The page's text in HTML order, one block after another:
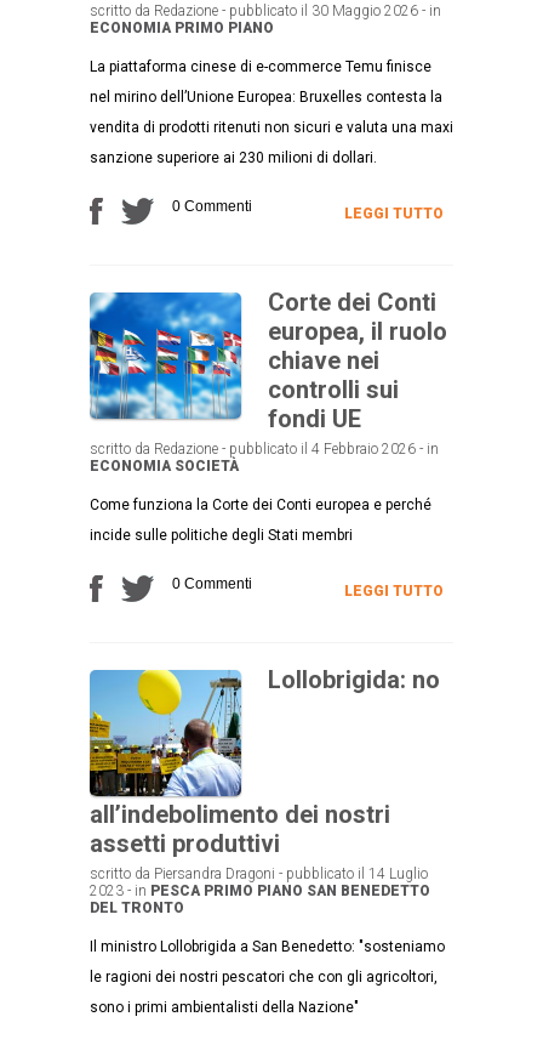
scritto da Redazione - pubblicato il 30 Maggio 2026 - in
ECONOMIA PRIMO PIANO
La piattaforma cinese di e-commerce Temu finisce
nel mirino dell’Unione Europea: Bruxelles contesta la
vendita di prodotti ritenuti non sicuri e valuta una maxi
sanzione superiore ai 230 milioni di dollari.
0 Commenti LEGGI TUTTO
Corte dei Conti
europea, il ruolo
chiave nei
controlli sui
fondi UE
scritto da Redazione - pubblicato il 4 Febbraio 2026 - in
ECONOMIA SOCIETÀ
Come funziona la Corte dei Conti europea e perché
incide sulle politiche degli Stati membri
0 Commenti LEGGI TUTTO
Lollobrigida: no
all’indebolimento dei nostri
assetti produttivi
scritto da Piersandra Dragoni - pubblicato il 14 Luglio
2023 - in PESCA PRIMO PIANO SAN BENEDETTO
DEL TRONTO
Il ministro Lollobrigida a San Benedetto: "sosteniamo
le ragioni dei nostri pescatori che con gli agricoltori,
sono i primi ambientalisti della Nazione"